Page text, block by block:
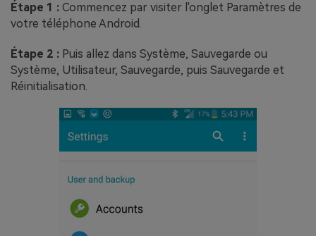
Étape 1 : Commencez par visiter l'onglet Paramètres de
votre téléphone Android.
Étape 2 : Puis allez dans Système, Sauvegarde ou
Système, Utilisateur, Sauvegarde, puis Sauvegarde et
Réinitialisation.